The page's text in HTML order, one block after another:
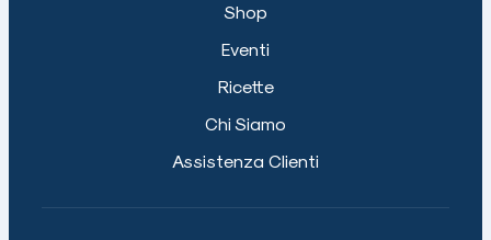
Shop
Eventi
Ricette
Chi Siamo
Assistenza Clienti